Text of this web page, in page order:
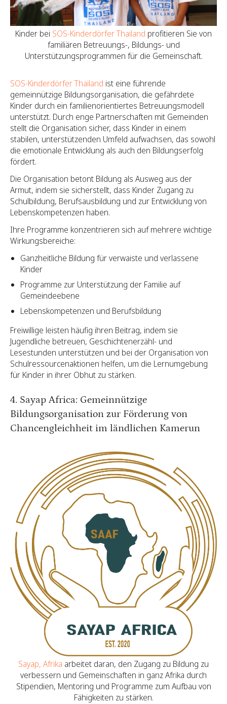
Kinder bei SOS-Kinderdörfer Thailand profitieren Sie von
familiären Betreuungs-, Bildungs- und
Unterstützungsprogrammen für die Gemeinschaft.
SOS-Kinderdörfer Thailand ist eine führende
gemeinnützige Bildungsorganisation, die gefährdete
Kinder durch ein familienorientiertes Betreuungsmodell
unterstützt. Durch enge Partnerschaften mit Gemeinden
stellt die Organisation sicher, dass Kinder in einem
stabilen, unterstützenden Umfeld aufwachsen, das sowohl
die emotionale Entwicklung als auch den Bildungserfolg
fördert.
Die Organisation betont Bildung als Ausweg aus der
Armut, indem sie sicherstellt, dass Kinder Zugang zu
Schulbildung, Berufsausbildung und zur Entwicklung von
Lebenskompetenzen haben.
Ihre Programme konzentrieren sich auf mehrere wichtige
Wirkungsbereiche:
Ganzheitliche Bildung für verwaiste und verlassene
Kinder
Programme zur Unterstützung der Familie auf
Gemeindeebene
Lebenskompetenzen und Berufsbildung
Freiwillige leisten häufig ihren Beitrag, indem sie
Jugendliche betreuen, Geschichtenerzähl- und
Lesestunden unterstützen und bei der Organisation von
Schulressourcenaktionen helfen, um die Lernumgebung
für Kinder in ihrer Obhut zu stärken.
4. Sayap Africa: Gemeinnützige
Bildungsorganisation zur Förderung von
Chancengleichheit im ländlichen Kamerun
Sayap, Afrika arbeitet daran, den Zugang zu Bildung zu
verbessern und Gemeinschaften in ganz Afrika durch
Stipendien, Mentoring und Programme zum Aufbau von
Fähigkeiten zu stärken.